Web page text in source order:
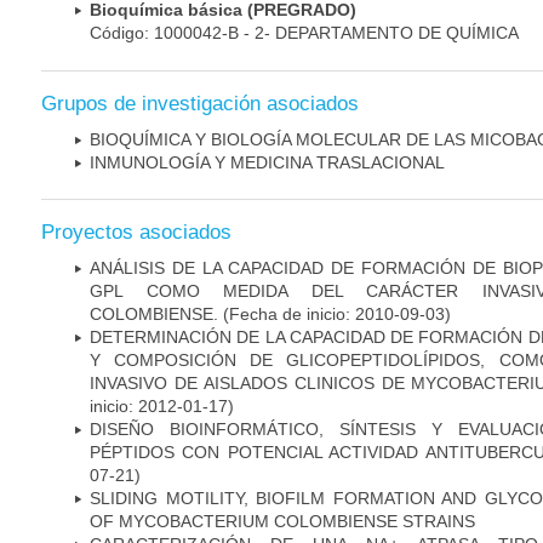
Bioquímica básica (PREGRADO)
Código: 1000042-B - 2- DEPARTAMENTO DE QUÍMICA
Grupos de investigación asociados
BIOQUÍMICA Y BIOLOGÍA MOLECULAR DE LAS
INMUNOLOGÍA Y MEDICINA TRASLACIONAL
Proyectos asociados
ANÁLISIS DE LA CAPACIDAD DE FORMACIÓN DE
GPL COMO MEDIDA DEL CARÁCTER
COLOMBIENSE. (Fecha de inicio: 2010-09-03)
DETERMINACIÓN DE LA CAPACIDAD DE FORMACIÓN
Y COMPOSICIÓN DE GLICOPEPTIDOLÍPIDOS,
INVASIVO DE AISLADOS CLINICOS DE
inicio: 2012-01-17)
DISEÑO BIOINFORMÁTICO, SÍNTESIS Y
PÉPTIDOS CON POTENCIAL ACTIVIDAD
07-21)
SLIDING MOTILITY, BIOFILM FORMATION AND
OF MYCOBACTERIUM COLOMBIENSE STRAINS